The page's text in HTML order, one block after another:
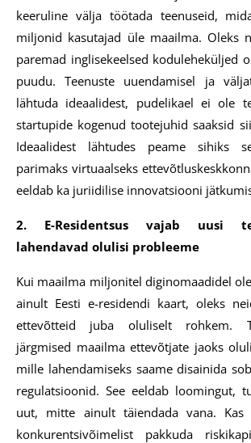
keeruline välja töötada teenuseid,
miljonid kasutajad üle maailma. Oleks
paremad inglisekeelsed koduleheküljed
puudu. Teenuste uuendamisel ja
lähtuda ideaalidest, pudelikael ei ole
startupide kogenud tootejuhid saaksid
Ideaalidest lähtudes peame sihiks
parimaks virtuaalseks
eeldab ka juriidilise innovatsiooni
2. E-Residentsus vajab uusi
lahendavad olulisi probleeme
Kui maailma miljonitel diginomaadidel
ainult Eesti e-residendi kaart, oleks
ettevõtteid juba oluliselt rohkem.
järgmised maailma ettevõtjate jaoks
mille lahendamiseks saame disainida
regulatsioonid. See eeldab loomingut,
uut, mitte ainult täiendada vana.
konkurentsivõimelist pakkuda